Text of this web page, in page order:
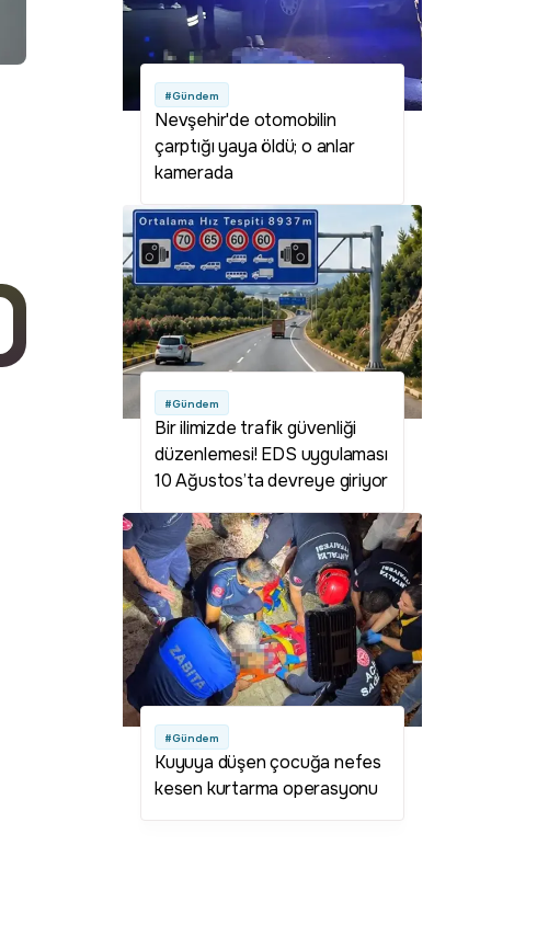
#Gündem
Nevşehir'de otomobilin
çarptığı yaya öldü; o anlar
kamerada
#Gündem
Bir ilimizde trafik güvenliği
düzenlemesi! EDS uygulaması
10 Ağustos’ta devreye giriyor
#Gündem
Kuyuya düşen çocuğa nefes
kesen kurtarma operasyonu